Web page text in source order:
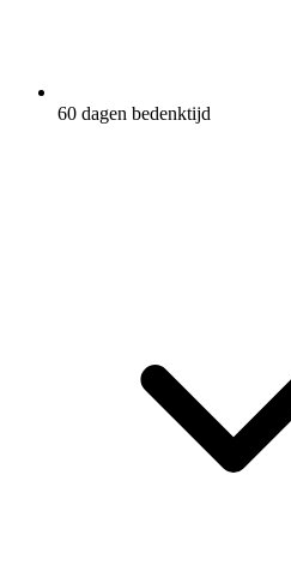
60 dagen bedenktijd